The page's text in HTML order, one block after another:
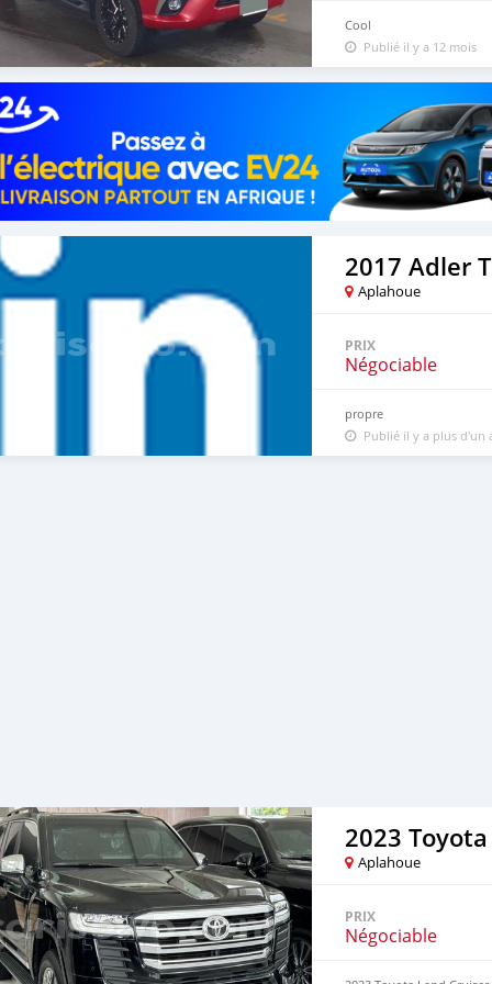
Cool
Publié il y a 12 mois
2017 Adler
Aplahoue
PRIX
Négociable
propre
Publié il y a plus d'un
2023
Aplahoue
PRIX
Négociable